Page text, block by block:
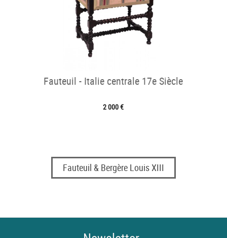
Fauteuil - Italie centrale 17e Siècle
2 000 €
Fauteuil & Bergère Louis XIII